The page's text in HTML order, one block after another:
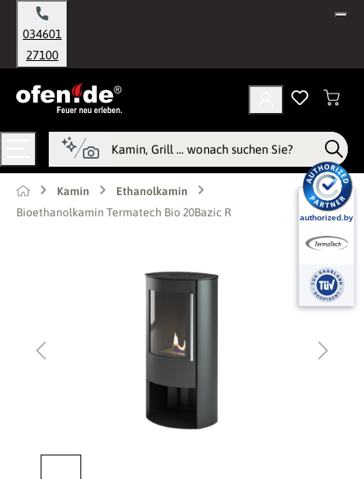
springen
034601
27100
Kamin
Ethanolkamin
Bioethanolkamin Termatech Bio 20Bazic R